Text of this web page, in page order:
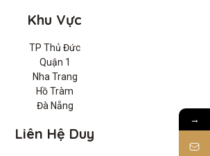
Khu Vực
TP Thủ Đức
Quận 1
Nha Trang
Hồ Tràm
Đà Nẵng
Liên Hệ Duy
→